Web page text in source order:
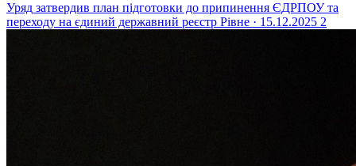
Уряд затвердив план підготовки до припинення ЄДРПОУ та
переходу на єдиний державний реєстр Рівне · 15.12.2025 2